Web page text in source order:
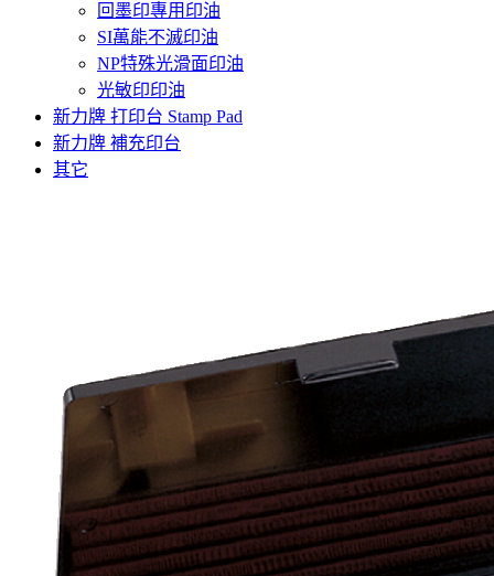
回墨印專用印油
SI萬能不滅印油
NP特殊光滑面印油
光敏印印油
新力牌 打印台 Stamp Pad
新力牌 補充印台
其它